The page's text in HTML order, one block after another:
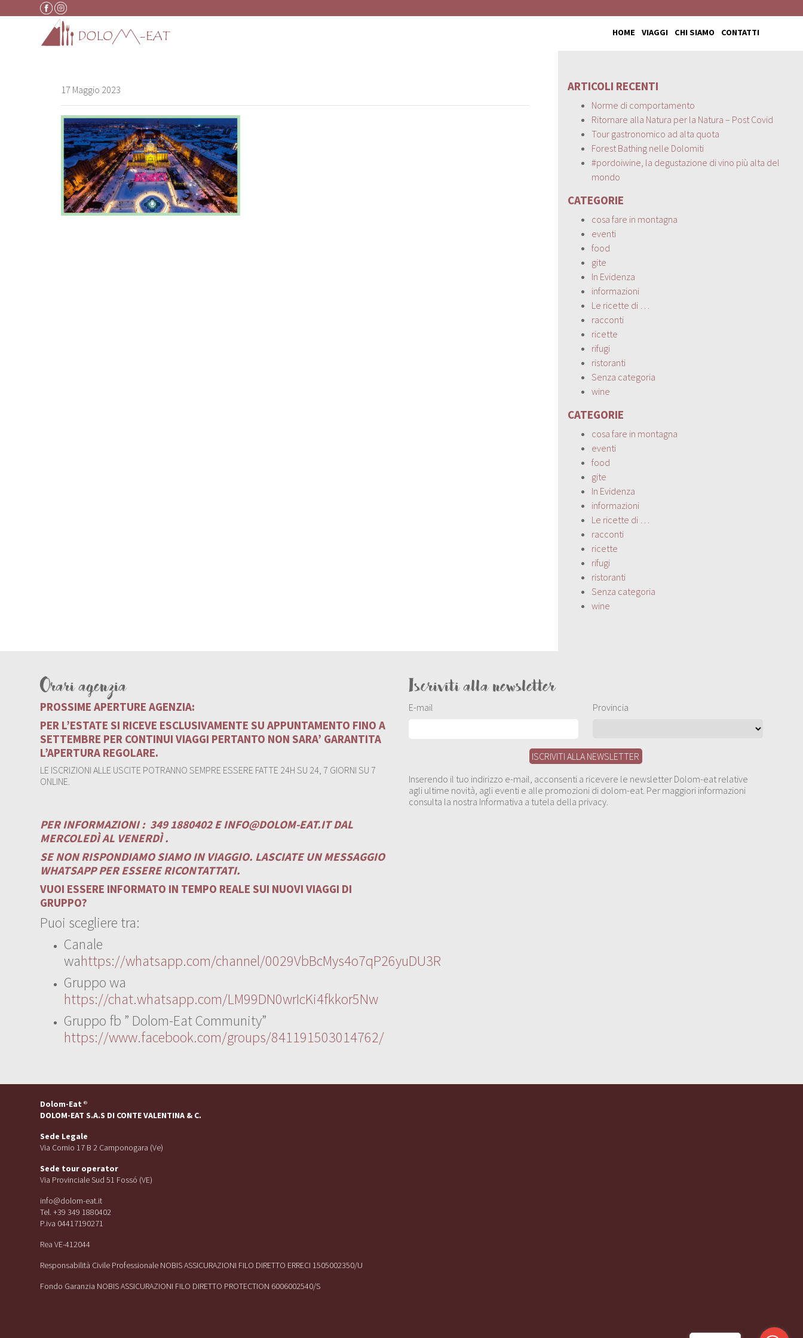
Vai al contenuto
HOME VIAGGI CHI SIAMO CONTATTI
17 Maggio 2023 ARTICOLI RECENTI
Norme di comportamento
Ritornare alla Natura per la Natura – Post Covid
Tour gastronomico ad alta quota
Forest Bathing nelle Dolomiti
#pordoiwine, la degustazione di vino più alta del
mondo
CATEGORIE
cosa fare in montagna
eventi
food
gite
In Evidenza
informazioni
Le ricette di …
racconti
ricette
rifugi
ristoranti
Senza categoria
wine
CATEGORIE
cosa fare in montagna
eventi
food
gite
In Evidenza
informazioni
Le ricette di …
racconti
ricette
rifugi
ristoranti
Senza categoria
wine
Orari agenzia
PROSSIME APERTURE AGENZIA:
PER L’ESTATE SI RICEVE ESCLUSIVAMENTE SU APPUNTAMENTO FINO A
SETTEMBRE PER CONTINUI VIAGGI PERTANTO NON SARA’ GARANTITA
L’APERTURA REGOLARE.
LE ISCRIZIONI ALLE USCITE POTRANNO SEMPRE ESSERE FATTE 24H SU 24, 7 GIORNI SU 7
ONLINE.
PER INFORMAZIONI : 349 1880402 EINFO@DOLOM-EAT.ITDAL
MERCOLEDÌ AL VENERDÌ .
SE NON RISPONDIAMO SIAMO IN VIAGGIO. LASCIATE UN MESSAGGIO
WHATSAPP PER ESSERE RICONTATTATI.
VUOI ESSERE INFORMATO IN TEMPO REALE SUI NUOVI VIAGGI DI
GRUPPO?
Puoi scegliere tra:
Canale
wahttps://whatsapp.com/channel/0029VbBcMys4o7qP26yuDU3R
Gruppo wa
https://chat.whatsapp.com/LM99DN0wrIcKi4fkkor5Nw
Gruppo fb ” Dolom-Eat Community”
https://www.facebook.com/groups/841191503014762/
Iscriviti alla newsletter
E-mail Provincia
Inserendo il tuo indirizzo e-mail, acconsenti a ricevere le newsletter Dolom-eat relative
agli ultime novità, agli eventi e alle promozioni di dolom-eat. Per maggiori informazioni
consulta la nostra Informativa a tutela della privacy.
Dolom-Eat ®
DOLOM-EAT S.A.S DI CONTE VALENTINA & C.
Sede Legale
Via Cornio 17 B 2 Camponogara (Ve)
Sede tour operator
Via Provinciale Sud 51 Fossó (VE)
info@dolom-eat.it
Tel. +39 349 1880402
P.iva 04417190271
Rea VE-412044
Responsabilità Civile Professionale NOBIS ASSICURAZIONI FILO DIRETTO ERRECI 1505002350/U
Fondo Garanzia NOBIS ASSICURAZIONI FILO DIRETTO PROTECTION 6006002540/S